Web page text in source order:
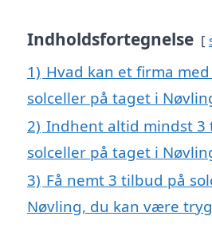
Indholdsfortegnelse
1) Hvad kan et firma
solceller på taget i
2) Indhent altid mindst 3
solceller på taget i
3) Få nemt 3 tilbud på
Nøvling, du kan være